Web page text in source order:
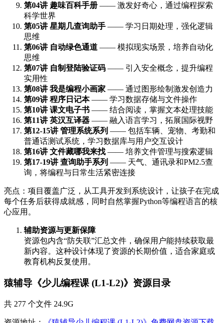
第04讲 趣味百科手册 —— 激发好奇心，通过编程探索
科学世界
第05讲 星期几查询助手 —— 学习日期处理，强化逻辑
思维
第06讲 自动绿色通道 —— 模拟现实场景，培养自动化
思维
第07讲 自制登陆验证码 —— 引入安全概念，提升编程
实用性
第08讲 我是编程小画家 —— 通过图形绘制激发创造力
第09讲 程序日记本—— 学习数据存储与文件操作
第10讲 课文电子书 —— 结合阅读，掌握文本处理技能
第11讲 英汉互译器 —— 融入语言学习，拓展国际视野
第12-15讲 管理系统系列 —— 包括车辆、宠物、考勤和
普通话测试系统，学习数据库与用户交互设计
第16讲 文件藏哪我来找 —— 培养文件管理与搜索逻辑
第17-19讲 查询助手系列 —— 天气、通讯录和PM2.5查
询，将编程与日常生活紧密连接
亮点：项目覆盖广泛，从工具开发到系统设计，让孩子在完成
每个任务后获得成就感，同时自然掌握Python等编程语言的核
心应用。
辅助资源与更新保障
资源包内含“防失联”汇总文件，确保用户能持续获取最
新内容。这种设计体现了资源的长期价值，适合家庭或
教育机构反复使用。
猿辅导《少儿编程课 (L1-L2)》资源目录
共 277 个文件 24.9G